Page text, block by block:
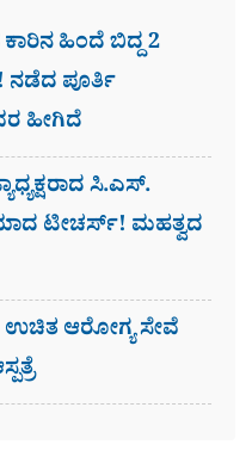
ಹಿಂದೆ ಬಿದ್ದ 2
ನಡೆದ ಪೂರ್ತಿ
ಹೀಗಿದೆ
ಸಿ.ಎಸ್.
ಟೀಚರ್ಸ್​! ಮಹತ್ವದ
ಉಚಿತ ಆರೋಗ್ಯ ಸೇವೆ